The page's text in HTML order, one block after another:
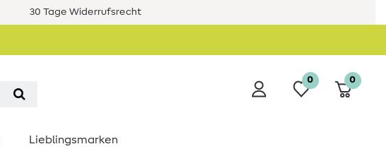
30 Tage Widerrufsrecht
0 0
Lieblingsmarken